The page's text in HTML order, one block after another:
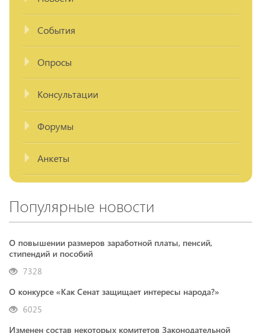
События
Опросы
Консультации
Форумы
Анкеты
Популярные новости
О повышении размеров заработной платы, пенсий,
стипендий и пособий
7328
О конкурсе «Как Сенат защищает интересы народа?»
6025
Изменен состав некоторых комитетов Законодательной